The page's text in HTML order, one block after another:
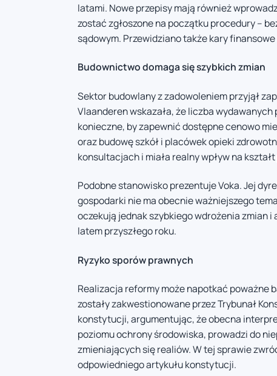
latami. Nowe przepisy mają również
zostać zgłoszone na początku procedury –
sądowym. Przewidziano także kary
Budownictwo domaga się szybkich zmian
Sektor budowlany z zadowoleniem przyjął
Vlaanderen wskazała, że liczba
konieczne, by zapewnić dostępne cenowo
oraz budowę szkół i placówek opieki
konsultacjach i miała realny wpływ na
Podobne stanowisko prezentuje Voka. Jej
gospodarki nie ma obecnie ważniejszego
oczekują jednak szybkiego wdrożenia zmian
latem przyszłego roku.
Ryzyko sporów prawnych
Realizacja reformy może napotkać poważne
zostały zakwestionowane przez Trybunał
konstytucji, argumentując, że obecna
poziomu ochrony środowiska, prowadzi do
zmieniających się realiów. W tej sprawie
odpowiedniego artykułu konstytucji.